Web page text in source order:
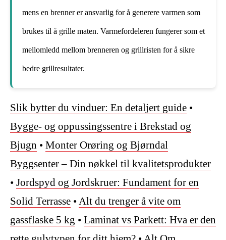
mens en brenner er ansvarlig for å generere varmen som
brukes til å grille maten. Varmefordeleren fungerer som et
mellomledd mellom brenneren og grillristen for å sikre
bedre grillresultater.
Slik bytter du vinduer: En detaljert guide •
Bygge- og oppussingssentre i Brekstad og
Bjugn • Monter Orøring og Bjørndal
Byggsenter – Din nøkkel til kvalitetsprodukter
• Jordspyd og Jordskruer: Fundament for en
Solid Terrasse • Alt du trenger å vite om
gassflaske 5 kg • Laminat vs Parkett: Hva er den